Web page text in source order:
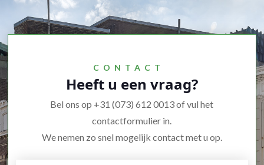
CONTACT
Heeft u een vraag?
Bel ons op +31 (073) 612 0013 of vul het
contactformulier in.
We nemen zo snel mogelijk contact met u op.